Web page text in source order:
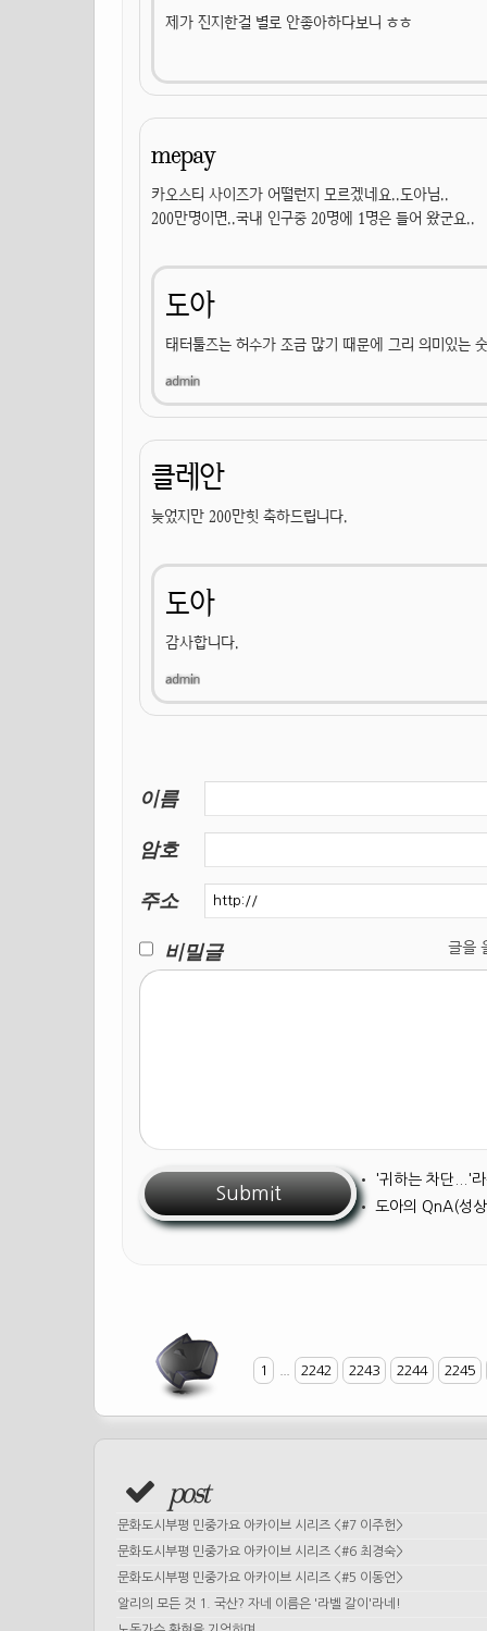
제가 진지한걸 별로 안좋아하다보니 ㅎㅎ
mepay
카오스티 사이즈가 어떨런지 모르겠네요..도아님..
200만명이면..국내 인구중 20명에 1명은 들어 왔군요..
도아
태터툴즈는 허수가 조금 많기 때문에 그리 의미있는
클레안
늦었지만 200만힛 축하드립니다.
도아
감사합니다.
이름
암호
주소
비밀글
글을
• '귀하는 차단...'
• 도아의 QnA(성
1 2242 2243 2244 2245
post
문화도시부평 민중가요 아카이브 시리즈 <#7 이주헌>
문화도시부평 민중가요 아카이브 시리즈 <#6 최경숙>
문화도시부평 민중가요 아카이브 시리즈 <#5 이동언>
알리의 모든 것 1. 국산? 자네 이름은 '라벨 갈이'라네!